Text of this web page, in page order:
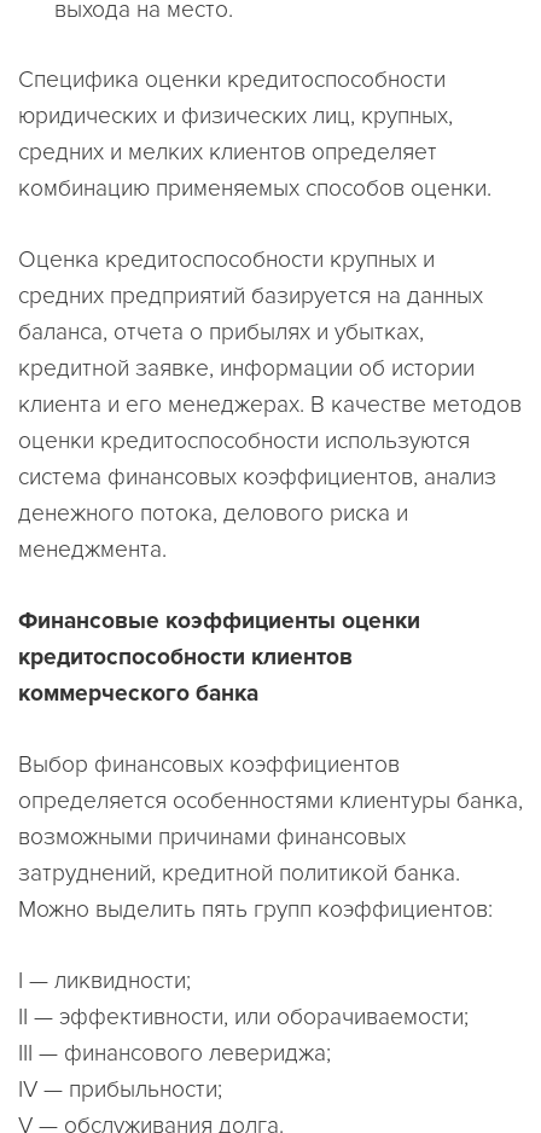
выхода на место.
Специфика оценки кредитоспособности
юридических и физических лиц, крупных,
средних и мелких клиентов определяет
комбинацию применяемых способов оценки.
Оценка кредитоспособности крупных и
средних предприятий базируется на данных
баланса, отчета о прибылях и убытках,
кредитной заявке, информации об истории
клиента и его менеджерах. В качестве методов
оценки кредитоспособности используются
система финансовых коэффициентов, анализ
денежного потока, делового риска и
менеджмента.
Финансовые коэффициенты оценки
кредитоспособности клиентов
коммерческого банка
Выбор финансовых коэффициентов
определяется особенностями клиентуры банка,
возможными причинами финансовых
затруднений, кредитной политикой банка.
Можно выделить пять групп коэффициентов:
I — ликвидности;
II — эффективности, или оборачиваемости;
III — финансового левериджа;
IV — прибыльности;
V — обслуживания долга.